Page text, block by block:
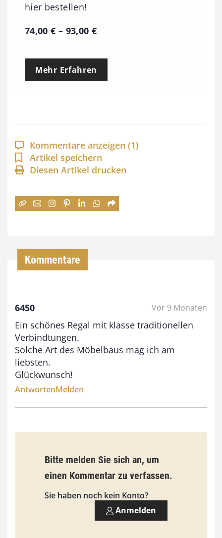
hier bestellen!
74,00€ – 93,00 €P
e
p
a
n
n
:
b
i
,
€
Mehr Erfahren
Kommentare anzeigen (1)
Artikel speichern
Diesen Artikel drucken
Kommentare
6450 Vor 9 Monaten
Ein schönes Regal mit klasse traditionellen
Verbindtungen.
Solche Art des Möbelbaus mag ich am
liebsten.
Glückwunsch!
AntwortenMelden
Bitte melden Sie sich an, um
einen Kommentar zu verfassen.
Sie haben noch kein Konto?
Anmelden